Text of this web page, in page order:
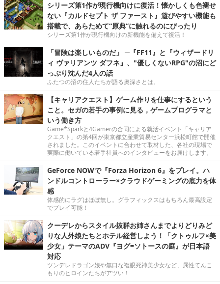
シリーズ第1作が現行機向けに復活！懐かしくも色褪せ
ない『カルドセプト ザ ファースト』遊びやすい機能も
搭載で、あらためて“原典”に触れるのにぴったり
シリーズ第1作が現行機向けの新機能を備えて復活！
「冒険は楽しいものだ」 ─『FF11』と『ウィザードリ
ィ ヴァリアンツ ダフネ』、"優しくないRPG"の沼にど
っぷり沈んだ4人の話
ふたつの沼の住人たちが語る奥深さとは。
【キャリアクエスト】ゲーム作りを仕事にするという
こと。セガの若手の事例に見る，ゲームプログラマと
いう働き方
Game*Sparkと4Gamerの合同による就活イベント「キャリア
クエスト」の第4回が東京都立産業貿易センター浜松町館で開催
されました。このイベントに合わせて取材した、各社の現場で
実際に働いている若手社員へのインタビューをお届けします。
GeForce NOWで『Forza Horizon 6』をプレイ。ハ
ンドルコントローラー×クラウドゲーミングの底力を体
感
体感的にラグはほぼ無し。グラフィックスはもちろん最高設定
でプレイ可能！
クーデレからスタイル抜群お姉さんまでよりどりみど
りな人外娘たちとホテル経営しよう！「クトゥルフ×美
少女」テーマのADV『ヨグ=ソトースの庭』が日本語
対応
ツンデレドラゴン娘や無口な複眼死神美少女など、属性てんこ
もりのヒロインたちがアツい！